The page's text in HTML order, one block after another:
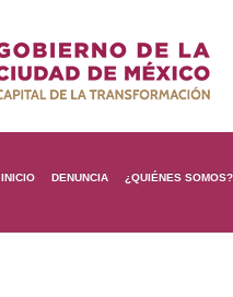
INICIO DENUNCIA ¿QUIÉNES SOMOS?